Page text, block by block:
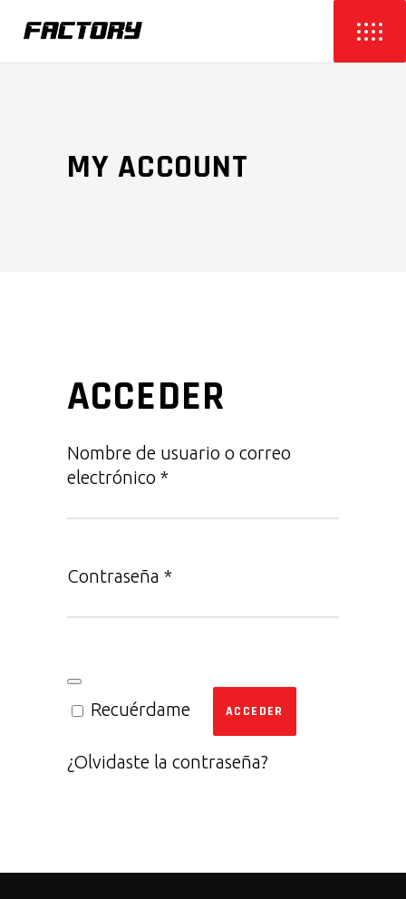
MY ACCOUNT
ACCEDER
Nombre de usuario o correo
electrónico *Obligatorio
Contraseña *Obligatorio
Recuérdame ACCEDER
¿Olvidaste la contraseña?